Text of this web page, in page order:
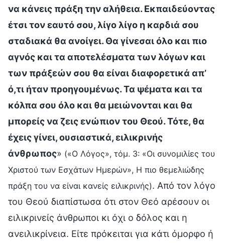
να κάνεις πράξη την αλήθεια. Εκπαιδεύοντας
έτσι τον εαυτό σου, λίγο λίγο η καρδιά σου
σταδιακά θα ανοίγει. Θα γίνεσαι όλο και πιο
αγνός και τα αποτελέσματα των λόγων και
των πράξεών σου θα είναι διαφορετικά απ’
ό,τι ήταν προηγουμένως. Τα ψέματα και τα
κόλπα σου όλο και θα μειώνονται και θα
μπορείς να ζεις ενώπιον του Θεού. Τότε, θα
έχεις γίνει, ουσιαστικά, ειλικρινής
άνθρωπος» («Ο Λόγος», τόμ. 3: «Οι συνομιλίες του
Χριστού των Εσχάτων Ημερών», Η πιο θεμελιώδης
πράξη του να είναι κανείς ειλικρινής). Από τον λόγο
του Θεού διαπίστωσα ότι στον Θεό αρέσουν οι
ειλικρινείς άνθρωποι κι όχι ο δόλος και η
ανειλικρίνεια. Είτε πρόκειται για κάτι όμορφο ή